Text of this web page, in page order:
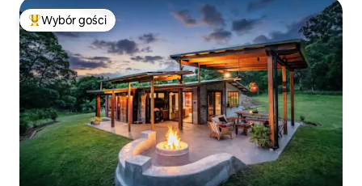
Najpopularniejsze z kategorii Wybór gości
Wybór gości